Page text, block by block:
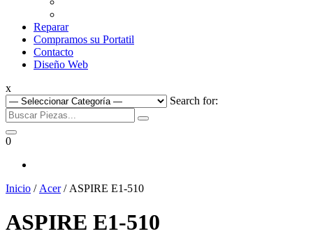
Reparar
Compramos su Portatil
Contacto
Diseño Web
x
Search for:
0
Inicio / Acer/ ASPIRE E1-510
ASPIRE E1-510